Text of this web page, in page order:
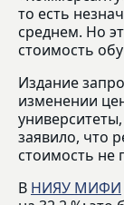
то есть
среднем. Но
стоимость
Издание
изменении
заявило, что
стоимость не
В НИЯУ МИФИ